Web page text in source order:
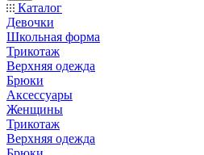
Каталог
Девочки
Школьная форма
Трикотаж
Верхняя одежда
Брюки
Аксессуары
Женщины
Трикотаж
Верхняя одежда